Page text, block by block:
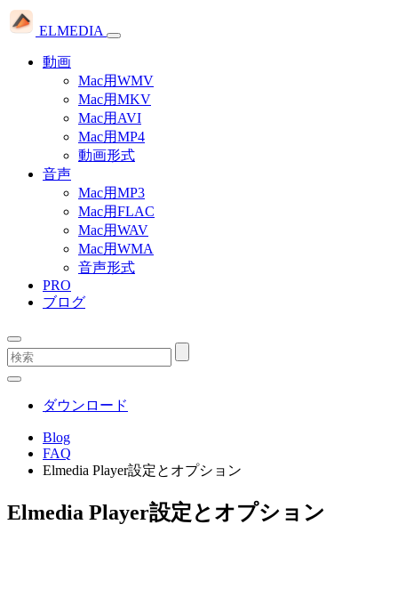
ELMEDIA
動画
Mac用WMV
Mac用MKV
Mac用AVI
Mac用MP4
動画形式
音声
Mac用MP3
Mac用FLAC
Mac用WAV
Mac用WMA
音声形式
PRO
ブログ
ダウンロード
Blog
FAQ
Elmedia Player設定とオプション
Elmedia Player設定とオプション